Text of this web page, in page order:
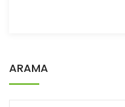
ARAMA